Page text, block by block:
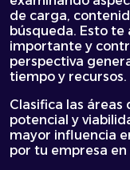
de carga,
búsqueda. Esto
importante y
perspectiva
tiempo y recursos.
Clasifica las
potencial y
mayor influencia
por tu empresa